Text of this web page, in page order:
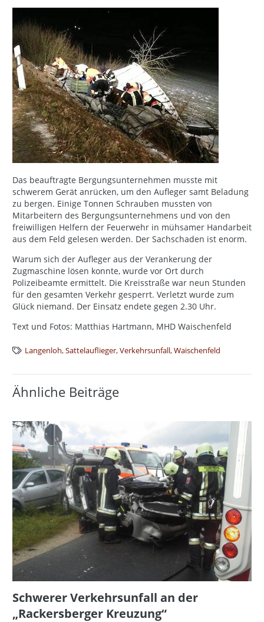
Das beauftragte Bergungsunternehmen musste mit
schwerem Gerät anrücken, um den Aufleger samt Beladung
zu bergen. Einige Tonnen Schrauben mussten von
Mitarbeitern des Bergungsunternehmens und von den
freiwilligen Helfern der Feuerwehr in mühsamer Handarbeit
aus dem Feld gelesen werden. Der Sachschaden ist enorm.
Warum sich der Aufleger aus der Verankerung der
Zugmaschine lösen konnte, wurde vor Ort durch
Polizeibeamte ermittelt. Die Kreisstraße war neun Stunden
für den gesamten Verkehr gesperrt. Verletzt wurde zum
Glück niemand. Der Einsatz endete gegen 2.30 Uhr.
Text und Fotos: Matthias Hartmann, MHD Waischenfeld
Langenloh,Sattelauflieger,Verkehrsunfall,Waischenfeld
Ähnliche Beiträge
Schwerer Verkehrsunfall an der
„Rackersberger Kreuzung“